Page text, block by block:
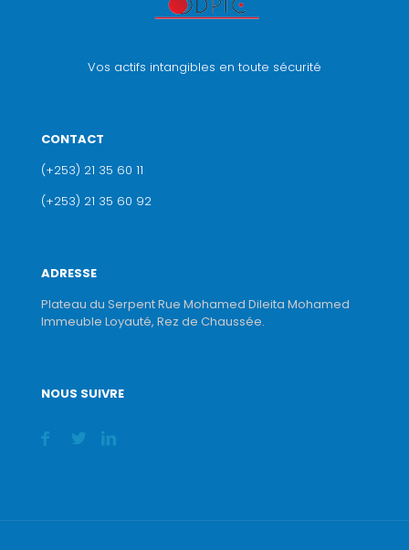
Vos actifs intangibles en toute sécurité
CONTACT
(+253) 21 35 60 11
(+253) 21 35 60 92
ADRESSE
Plateau du Serpent Rue Mohamed Dileita Mohamed
Immeuble Loyauté, Rez de Chaussée.
NOUS SUIVRE